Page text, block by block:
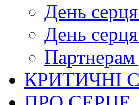
День
День
КРИТИЧНІ